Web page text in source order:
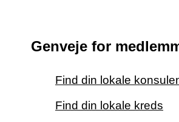
Genveje for
Find din lokale
Find din lokale kreds